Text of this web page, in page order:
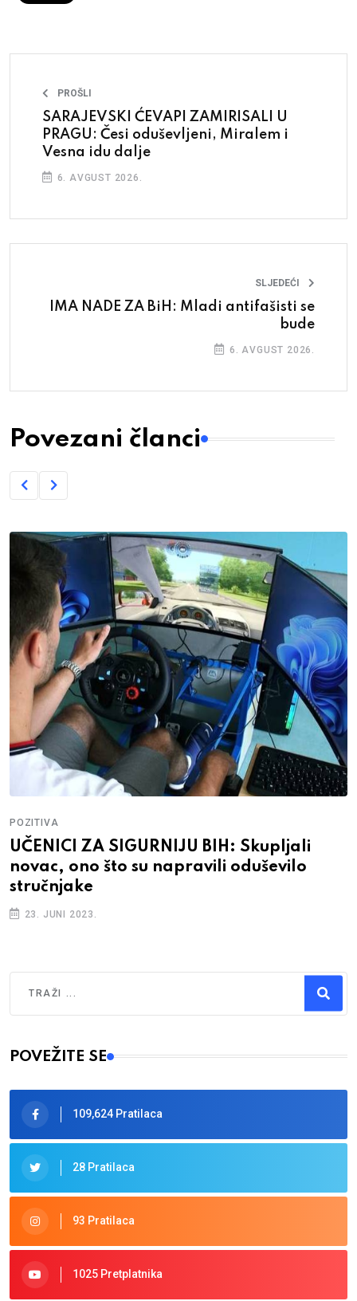
PROŠLI
SARAJEVSKI ĆEVAPI ZAMIRISALI U
PRAGU: Česi oduševljeni, Miralem i
Vesna idu dalje
6. AVGUST 2026.
SLJEDEĆI
IMA NADE ZA BiH: Mladi antifašisti se
bude
6. AVGUST 2026.
Povezani članci
POZITIVA
UČENICI ZA SIGURNIJU BIH: Skupljali
novac, ono što su napravili oduševilo
stručnjake
23. JUNI 2023.
Type 2 or more characters for results.
POVEŽITE SE
109,624 Pratilaca
28 Pratilaca
93 Pratilaca
1025 Pretplatnika